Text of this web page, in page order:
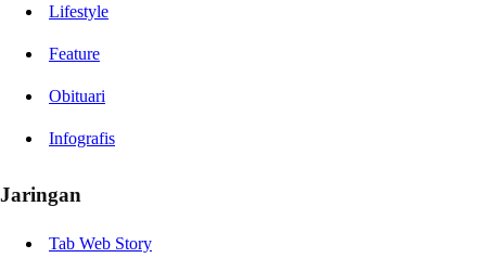
Lifestyle
Feature
Obituari
Infografis
Jaringan
Tab Web Story